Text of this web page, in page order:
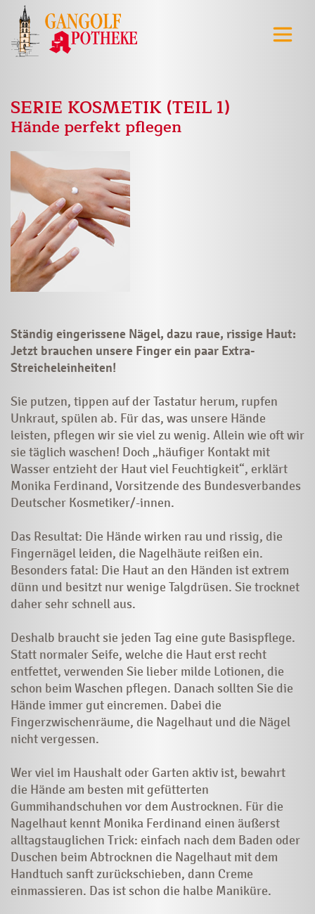
SERIE KOSMETIK (TEIL 1)
Hände perfekt pflegen
Ständig eingerissene Nägel, dazu raue, rissige Haut:
Jetzt brauchen unsere Finger ein paar Extra-
Streicheleinheiten!
Sie putzen, tippen auf der Tastatur herum, rupfen
Unkraut, spülen ab. Für das, was unsere Hände
leisten, pflegen wir sie viel zu wenig. Allein wie oft wir
sie täglich waschen! Doch „häufiger Kontakt mit
Wasser entzieht der Hautviel Feuchtigkeit“, erklärt
Monika Ferdinand, Vorsitzende des Bundesverbandes
Deutscher Kosmetiker/-innen.
Das Resultat: Die Hände wirken rau und rissig, die
Fingernägel leiden, die Nagelhäute reißen ein.
Besonders fatal: Die Hautan den Händen ist extrem
dünn und besitzt nur wenige Talgdrüsen. Sie trocknet
daher sehr schnell aus.
Deshalb braucht sie jeden Tag eine gute Basispflege.
Statt normaler Seife, welche die Haut erst recht
entfettet, verwenden Sie lieber milde Lotionen, die
schon beim Waschen pflegen. Danach sollten Sie die
Hände immer gut eincremen. Dabei die
Fingerzwischenräume, die Nagelhaut und die Nägel
nicht vergessen.
Wer viel im Haushalt oder Garten aktiv ist, bewahrt
die Hände am besten mit gefütterten
Gummihandschuhen vor dem Austrocknen. Für die
Nagelhaut kennt Monika Ferdinand einen äußerst
alltagstauglichen Trick: einfach nach dem Baden oder
Duschen beim Abtrocknen die Nagelhaut mit dem
Handtuch sanft zurückschieben, dann Creme
einmassieren. Das ist schon die halbe Maniküre.